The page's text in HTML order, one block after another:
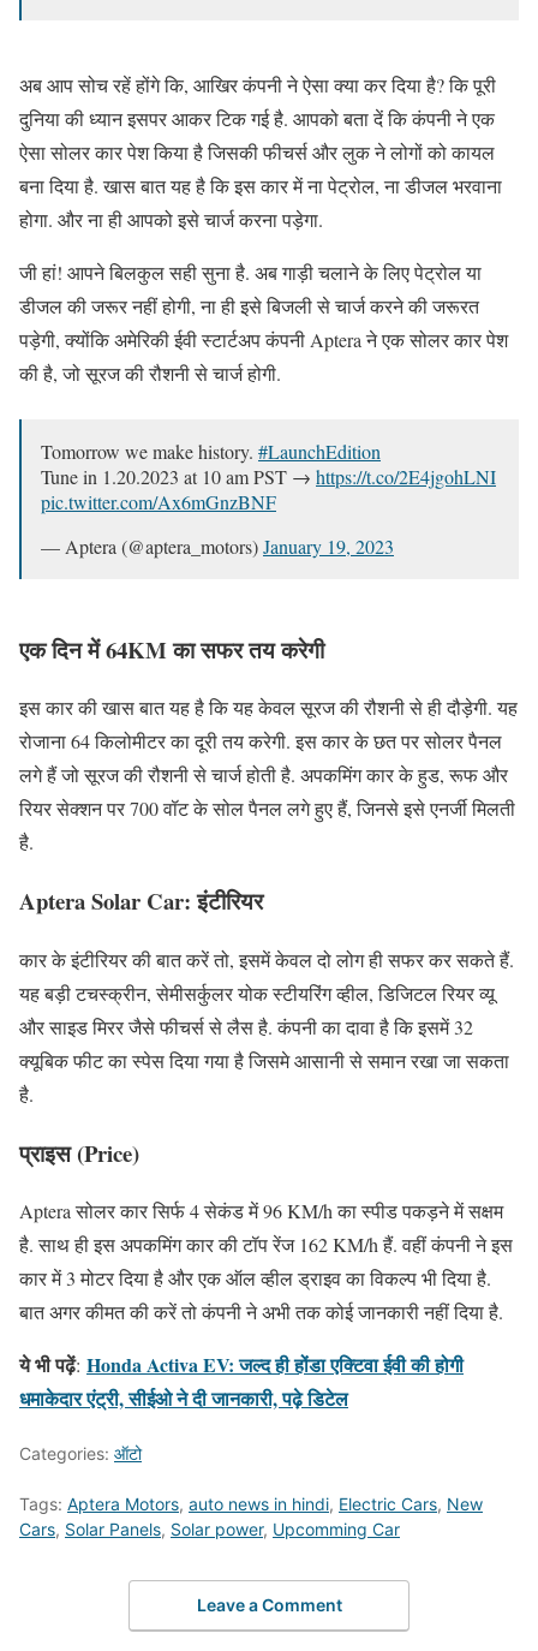
अब आप सोच रहें होंगे कि, आखिर कंपनी ने ऐसा क्या कर दिया है? कि पूरी
दुनिया की ध्यान इसपर आकर टिक गई है. आपको बता दें कि कंपनी ने एक
ऐसा सोलर कार पेश किया है जिसकी फीचर्स और लुक ने लोगों को कायल
बना दिया है. खास बात यह है कि इस कार में ना पेट्रोल, ना डीजल भरवाना
होगा. और ना ही आपको इसे चार्ज करना पड़ेगा.
जी हां! आपने बिलकुल सही सुना है. अब गाड़ी चलाने के लिए पेट्रोल या
डीजल की जरूर नहीं होगी, ना ही इसे बिजली से चार्ज करने की जरूरत
पड़ेगी, क्योंकि अमेरिकी ईवी स्टार्टअप कंपनी Aptera ने एक सोलर कार पेश
की है, जो सूरज की रौशनी से चार्ज होगी.
Tomorrow we make history. #LaunchEdition
Tune in 1.20.2023 at 10 am PST → https://t.co/2E4jgohLNI
pic.twitter.com/Ax6mGnzBNF
— Aptera (@aptera_motors)January 19, 2023
एक दिन में 64KM का सफर तय करेगी
इस कार की खास बात यह है कि यह केवल सूरज की रौशनी से ही दौड़ेगी. यह
रोजाना 64 किलोमीटर का दूरी तय करेगी. इस कार के छत पर सोलर पैनल
लगे हैं जो सूरज की रौशनी से चार्ज होती है. अपकमिंग कार के हुड, रूफ और
रियर सेक्शन पर 700 वॉट के सोल पैनल लगे हुए हैं, जिनसे इसे एनर्जी मिलती
है.
Aptera Solar Car: इंटीरियर
कार के इंटीरियर की बात करें तो, इसमें केवल दो लोग ही सफर कर सकते हैं.
यह बड़ी टचस्क्रीन, सेमीसर्कुलर योक स्टीयरिंग व्हील, डिजिटल रियर व्यू
और साइड मिरर जैसे फीचर्स से लैस है. कंपनी का दावा है कि इसमें 32
क्यूबिक फीट का स्पेस दिया गया है जिसमे आसानी से समान रखा जा सकता
है.
प्राइस (Price)
Aptera सोलर कार सिर्फ 4 सेकंड में 96 KM/h का स्पीड पकड़ने में सक्षम
है. साथ ही इस अपकमिंग कार की टॉप रेंज 162 KM/h हैं. वहीं कंपनी ने इस
कार में 3 मोटर दिया है और एक ऑल व्हील ड्राइव का विकल्प भी दिया है.
बात अगर कीमत की करें तो कंपनी ने अभी तक कोई जानकारी नहीं दिया है.
ये भी पढ़ें: Honda Activa EV: जल्द ही होंडा एक्टिवा ईवी की होगी
धमाकेदार एंट्री, सीईओ ने दी जानकारी, पढ़े डिटेल
Categories: ऑटो
Tags: Aptera Motors, auto news in hindi, Electric Cars, New
Cars, Solar Panels, Solar power, Upcomming Car
Leave a Comment